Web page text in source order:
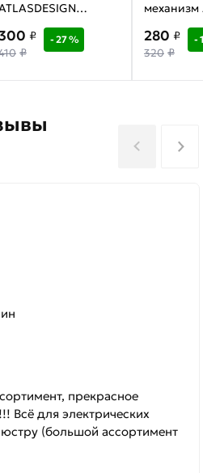
ATN000599
₽
₽
- 27 %
механизм
Systeme
280 ₽
320 ₽
-
прекрасное
Всё для электрических
(большой ассортимент